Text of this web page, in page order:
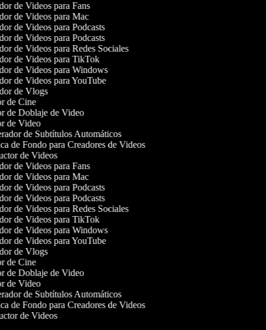
de Videos para Fans
de Videos para Mac
de Videos para Podcasts
de Videos para Podcasts
de Videos para Redes Sociales
de Videos para TikTok
de Videos para Windows
de Videos para YouTube
de Vlogs
de Cine
de Doblaje de Video
de Video
de Subtítulos Automáticos
de Fondo para Creadores de Videos
de Videos
de Videos para Fans
de Videos para Mac
de Videos para Podcasts
de Videos para Podcasts
de Videos para Redes Sociales
de Videos para TikTok
de Videos para Windows
de Videos para YouTube
de Vlogs
de Cine
de Doblaje de Video
de Video
de Subtítulos Automáticos
de Fondo para Creadores de Videos
de Videos